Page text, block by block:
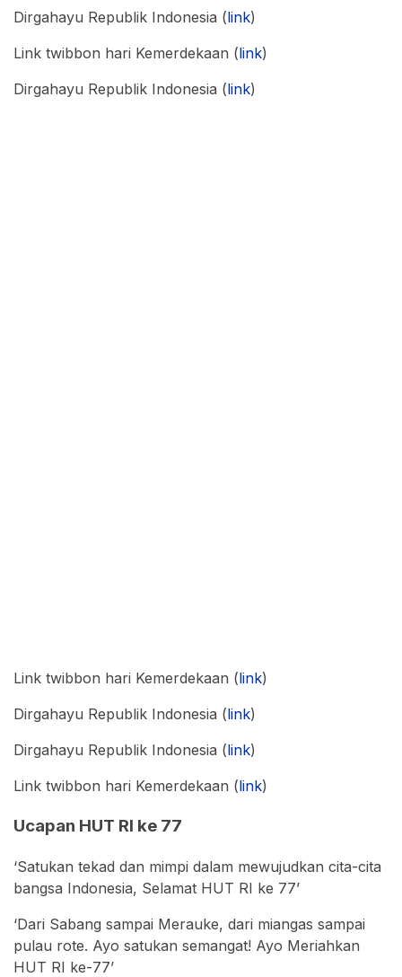
Dirgahayu Republik Indonesia (link)
Link twibbon hari Kemerdekaan (link)
Dirgahayu Republik Indonesia (link)
Link twibbon hari Kemerdekaan (link)
Dirgahayu Republik Indonesia (link)
Dirgahayu Republik Indonesia (link)
Link twibbon hari Kemerdekaan (link)
Ucapan HUT RI ke 77
‘Satukan tekad dan mimpi dalam mewujudkan cita-cita
bangsa Indonesia, Selamat HUT RI ke 77’
‘Dari Sabang sampai Merauke, dari miangas sampai
pulau rote. Ayo satukan semangat! Ayo Meriahkan
HUT RI ke-77’